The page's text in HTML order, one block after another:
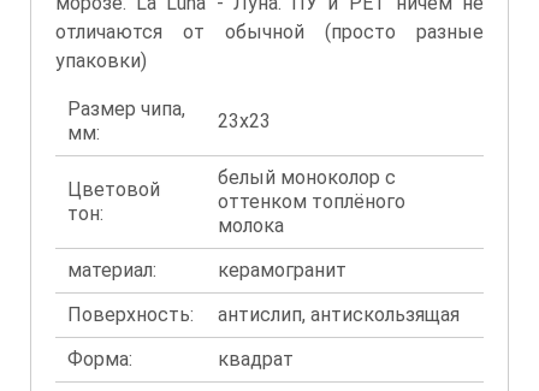
отличаются от обычной (просто разные
упаковки)
Размер чипа,
мм:
23x23
Цветовой
тон:
белый моноколор с
оттенком топлёного
молока
материал:
керамогранит
Поверхность:
антислип, антискользящая
Форма:
квадрат